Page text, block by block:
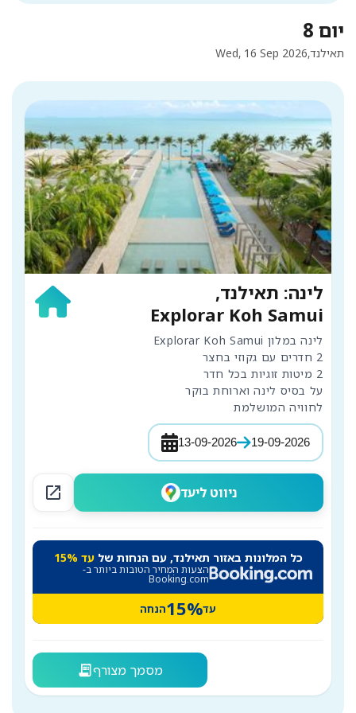
יום 8
Wed, 16 Sep 2026תאילנד,
לינה: תאילנד,
Explorar Koh Samui
2 מיטות זוגיות בכל חדר
לחוויה המושלמת
13-09-2026 19-09-2026
open_in_new ניווט ליעד
כל המלונות באזור תאילנד, עם הנחות שלעד 15%
הצעות המחיר הטובות ביותר ב-
Booking.com
עד15%הנחה
receipt_long מסמך מצורף